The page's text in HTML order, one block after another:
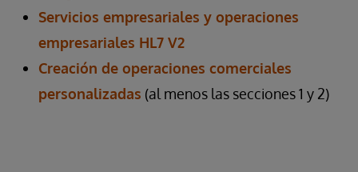
Servicios empresariales y operaciones
empresariales HL7 V2
Creación de operaciones comerciales
personalizadas (al menos las secciones 1 y 2)